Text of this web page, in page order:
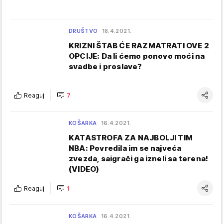
DRUŠTVO 18.4.2021.
KRIZNI ŠTAB ĆE RAZMATRATI OVE 2
OPCIJE: Da li ćemo ponovo moći na
svadbe i proslave?
Reaguj 7
KOŠARKA 16.4.2021.
KATASTROFA ZA NAJBOLJI TIM
NBA: Povredila im se najveća
zvezda, saigrači ga izneli sa terena!
(VIDEO)
Reaguj 1
KOŠARKA 16.4.2021.